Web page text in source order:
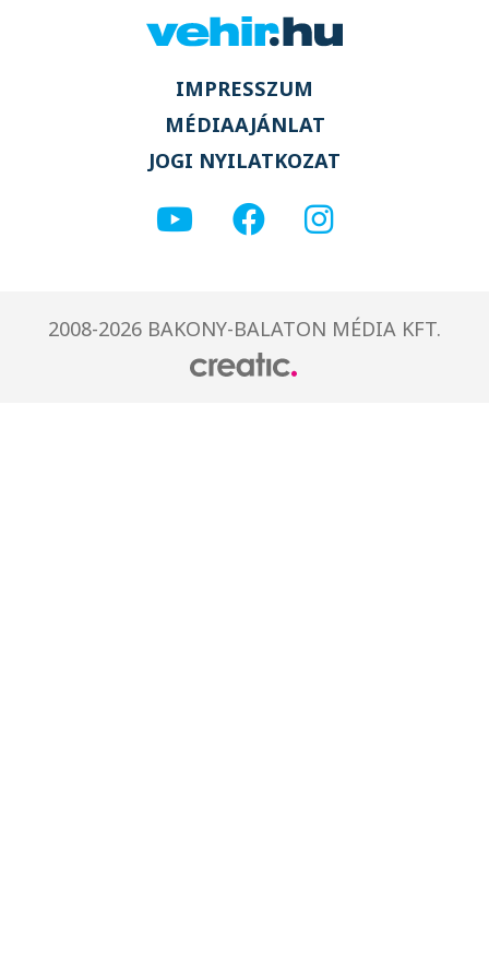
IMPRESSZUM
MÉDIAAJÁNLAT
JOGI NYILATKOZAT
2008-2026 BAKONY-BALATON MÉDIA KFT.